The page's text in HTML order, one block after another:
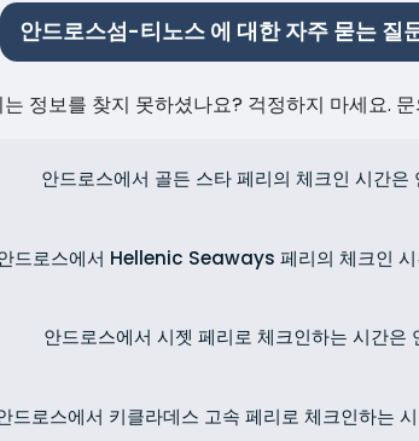
안드로스섬-티노스 에 대한 자주 묻는 질
정보를 찾지 못하셨나요? 걱정하지 마세요.
안드로스에서 골든 스타 페리의 체크인 시간은
드로스에서 Hellenic Seaways 페리의 체크인 시
안드로스에서 시젯 페리로 체크인하는 시간은
드로스에서 키클라데스 고속 페리로 체크인하는